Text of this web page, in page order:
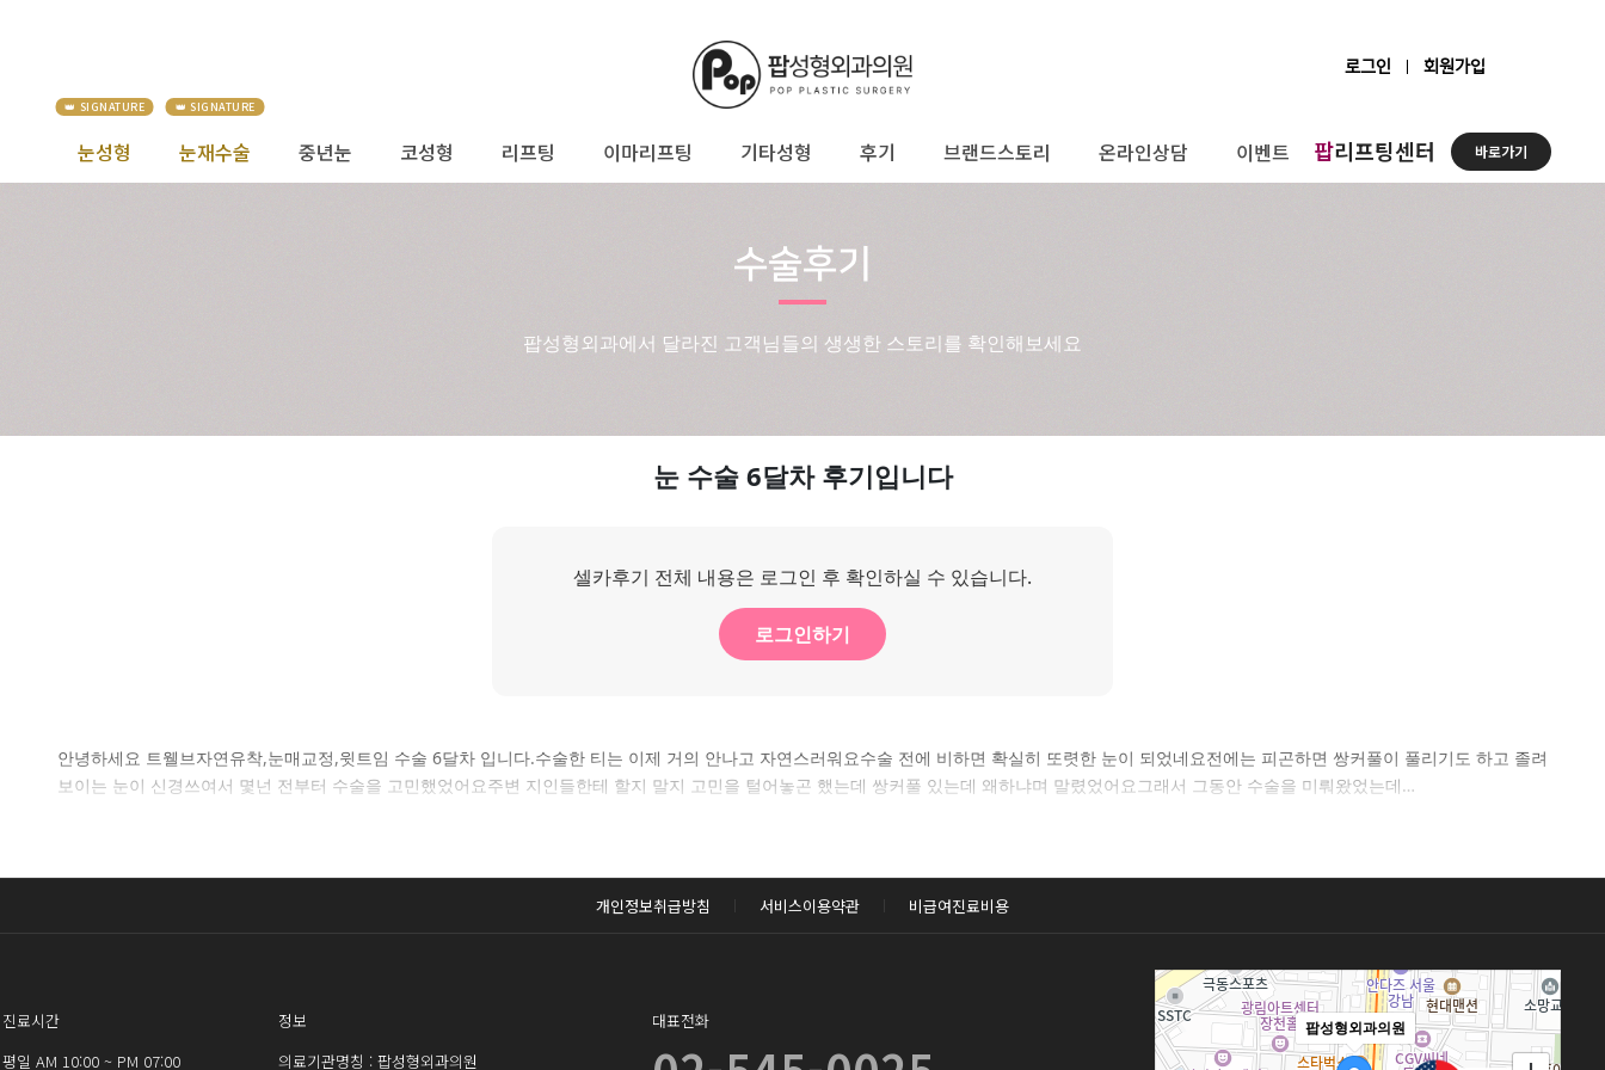
로그인 회원가입
눈성형 눈재수술 중년눈 코성형 리프팅 이마리프팅 기타성형 후기 브랜드스토리 온라인상담 이벤트 팝리프팅센터 바로가기
수술후기
팝성형외과에서 달라진 고객님들의 생생한 스토리를 확인해보세요
눈 수술 6달차 후기입니다
셀카후기 전체 내용은 로그인 후 확인하실 수 있습니다.
로그인하기
안녕하세요 트웰브자연유착,눈매교정,윗트임 수술 6달차 입니다.수술한 티는 이제 거의 안나고 자연스러워요수술 전에 비하면 확실히 또렷한 눈이 되었네요전에는 피곤하면 쌍커풀이 풀리기도 하고 졸려
보이는 눈이 신경쓰여서 몇넌 전부터 수술을 고민했었어요주변 지인들한테 할지 말지 고민을 털어놓곤 했는데 쌍커풀 있는데 왜하냐며 말렸었어요그래서 그동안 수술을 미뤄왔었는데…
개인정보취급방침 서비스이용약관 비급여진료비용
진료시간
평일 AM 10:00 ~ PM 07:00
정보
의료기관명칭 : 팝성형외과의원
대표전화 팝성형외과의원